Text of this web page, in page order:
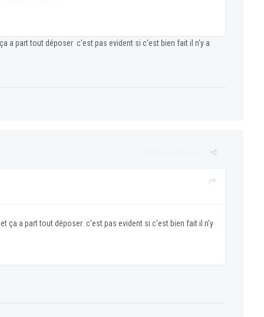
a part tout déposer c'est pas evident si c'est bien fait il n'y a
ça a part tout déposer c'est pas evident si c'est bien fait il n'y